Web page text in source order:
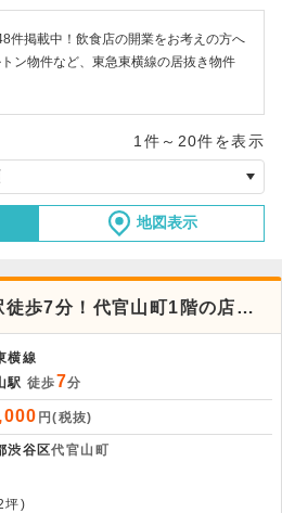
件掲載中！飲食店の開業をお考えの方へ
ン物件など、東急東横線の居抜き物件
1件～20件を表示
地図表示
歩7分！代官山町1階の店
横線
駅 徒歩7分
円(税抜)
渋谷区代官山町
坪)